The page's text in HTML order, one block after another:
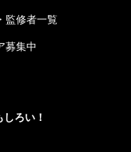
監修者一覧
募集中
ろい！